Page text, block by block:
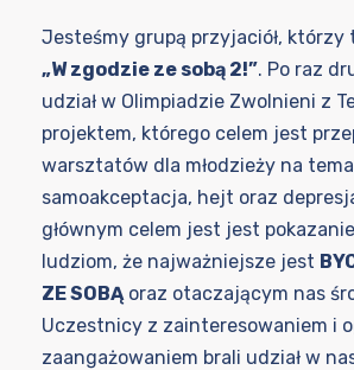
Jesteśmy grupą przyjaciół, którzy
„W zgodzie ze sobą 2!”. Po raz
udział w Olimpiadzie Zwolnieni z
projektem, którego celem jest
warsztatów dla młodzieży na
samoakceptacja, hejt oraz
głównym celem jest jest
ludziom, że najważniejsze jest
ZE SOBĄoraz otaczającym nas
Uczestnicy z zainteresowaniem i
zaangażowaniem brali udział w